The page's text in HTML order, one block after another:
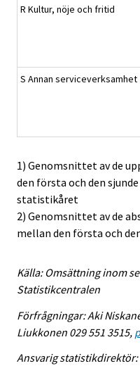
R Kultur, nöje och fritid
S Annan serviceverksamhet
1) Genomsnittet av de
den första och den
statistikåret
2) Genomsnittet av de
mellan den första och
Källa: Omsättning inom
Statistikcentralen
Förfrågningar: Aki
Liukkonen 029 551 3515,
Ansvarig